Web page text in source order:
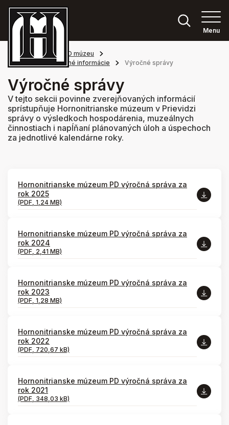
Menu
Hlavná stránka
O múzeu
Povinne zverejňované informácie
Výročné správy
Výročné správy
V tejto sekcii povinne zverejňovaných informácií
sprístupňuje Hornonitrianske múzeum v Prievidzi
správy o výsledkoch hospodárenia, muzeálnych
činnostiach i napĺňaní plánovaných úloh a úspechoch
za jednotlivé kalendárne roky.
Hornonitrianske múzeum PD výročná správa za
rok 2025
(PDF, 1,24 MB)
Hornonitrianske múzeum PD výročná správa za
rok 2024
(PDF, 2,41 MB)
Hornonitrianske múzeum PD výročná správa za
rok 2023
(PDF, 1,28 MB)
Hornonitrianske múzeum PD výročná správa za
rok 2022
(PDF, 720,67 kB)
Hornonitrianske múzeum PD výročná správa za
rok 2021
(PDF, 348,03 kB)